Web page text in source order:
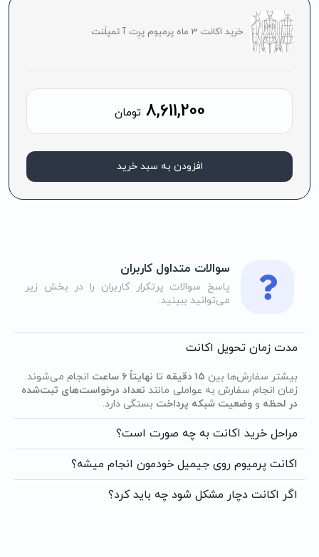
خرید اکانت 3 ماه پرمیوم پرِت آ تمپلَنت
8,611,200 تومان
افزودن به سبد خرید
سوالات متداول کاربران
پاسخ سوالات پرتکرار کاربران را در بخش زیر
می‌توانید ببینید.
مدت زمان تحویل اکانت
بیشتر سفارش‌ها بین ۱۵ دقیقه تا نهایتاً ۶ ساعت
انجام می‌شوند.
زمان انجام سفارش به عواملی مانند تعداد درخواست‌های ثبت‌شده
در لحظه و وضعیت شبکه پرداخت بستگی دارد.
مراحل خرید اکانت به چه صورت است؟
اکانت پرمیوم روی جیمیل خودمون انجام میشه؟
اگر اکانت دچار مشکل شود چه باید کرد؟